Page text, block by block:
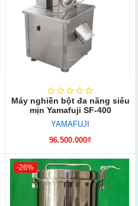
Máy nghiền bột đa năng siêu
mịn Yamafuji SF-400
YAMAFUJI
96.500.000₫
-26%